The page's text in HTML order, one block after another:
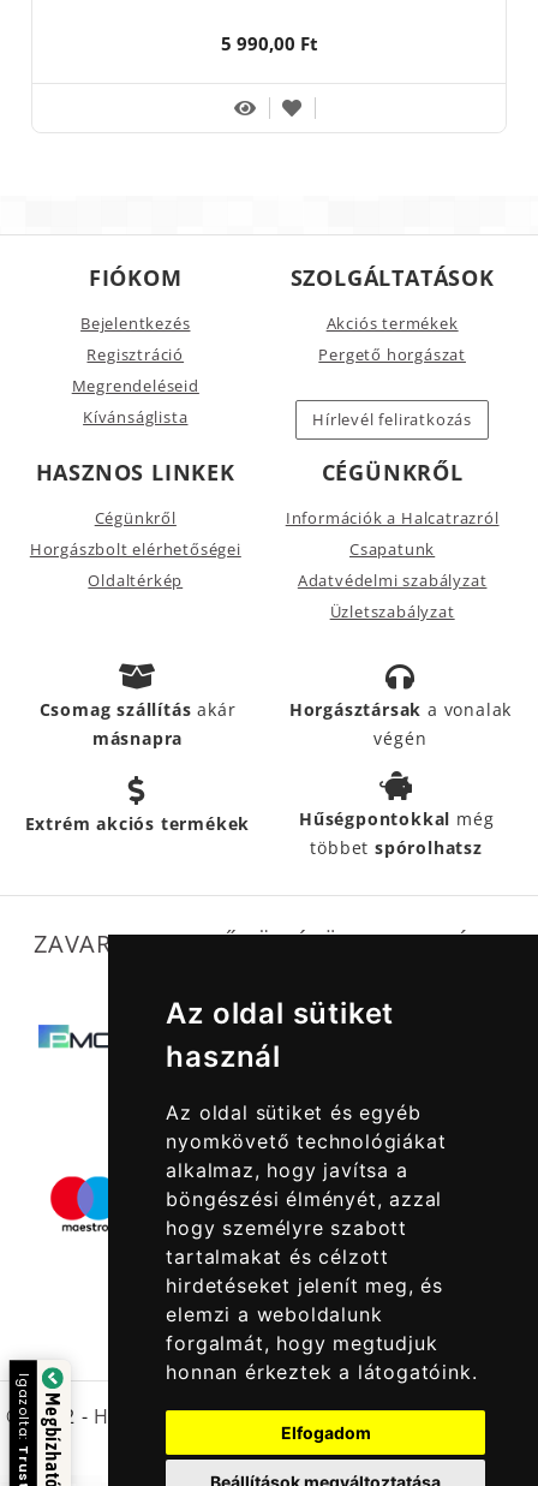
Az oldal sütiket
használ
Az oldal sütiket és egyéb
nyomkövető technológiákat
alkalmaz, hogy javítsa a
böngészési élményét, azzal
hogy személyre szabott
tartalmakat és célzott
hirdetéseket jelenít meg, és
elemzi a weboldalunk
forgalmát, hogy megtudjuk
honnan érkeztek a látogatóink.
Elfogadom
Beállítások megváltoztatása
5 990,00 Ft
FIÓKOM
Bejelentkezés
Regisztráció
Megrendeléseid
Kívánságlista
SZOLGÁLTATÁSOK
Akciós termékek
Pergető horgászat
Hírlevél feliratkozás
HASZNOS LINKEK
Cégünkről
Horgászbolt elérhetőségei
Oldaltérkép
CÉGÜNKRŐL
Információk a Halcatrazról
Csapatunk
Adatvédelmi szabályzat
Üzletszabályzat
Csomag szállításakár
másnapra
Horgásztársak a vonalak
végén
Extrém akciós termékek Hűségpontokkal még
többetspórolhatsz
ZAVARTALAN MŰKÖDÉSÜNKET SEGÍTIK
© 2022 - Halcatraz Kft.
Igazolta: